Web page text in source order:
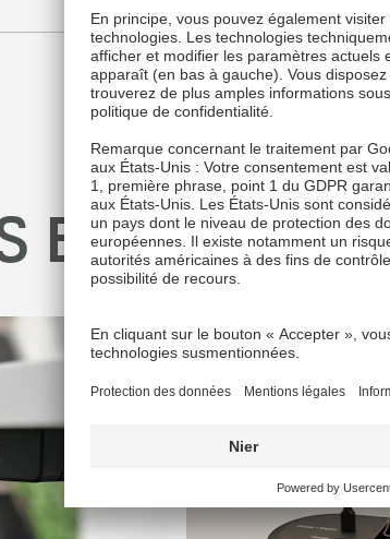
EN VEDETTE